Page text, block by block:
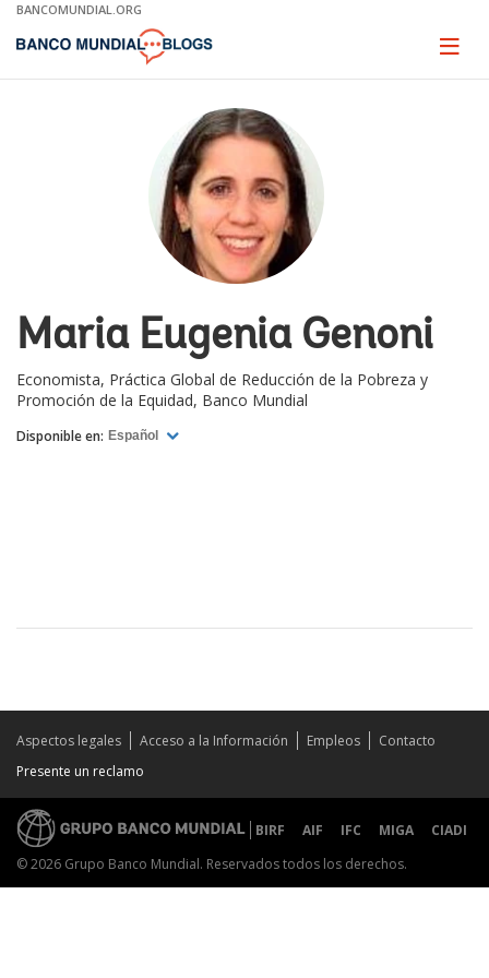
Skip
Main
BANCOMUNDIAL.ORG
Page
Maria Eugenia Genoni
Economista, Práctica Global de Reducción de la Pobreza y
Promoción de la Equidad, Banco Mundial
Disponible en: Español
Aspectos legales Acceso a la Información Empleos
Contacto
Presente un reclamo
BIRF AIF IFC MIGA
CIADI
© 2026 Grupo Banco Mundial. Reservados todos los derechos.